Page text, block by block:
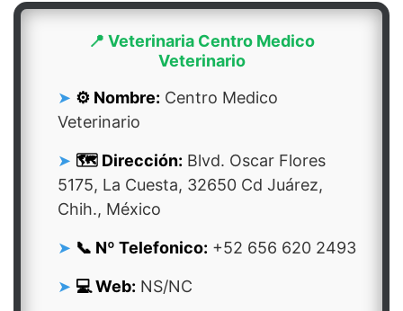
📍 Veterinaria Centro Medico
Veterinario
⚙️ Nombre: Centro Medico
Veterinario
🗺️ Dirección: Blvd. Oscar Flores
5175, La Cuesta, 32650 Cd Juárez,
Chih., México
📞 Nº Telefonico: +52 656 620 2493
💻 Web: NS/NC